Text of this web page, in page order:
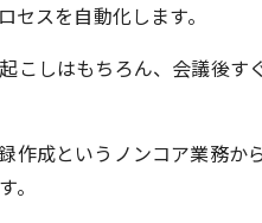
スを自動化します。
こしはもちろん、会議後
作成というノンコア業務
。